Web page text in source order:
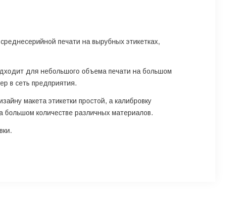
печати на вырубных этикетках,
для небольшого объема печати на большом
в сеть предприятия.
макета этикетки простой, а калибровку
количестве различных материалов.